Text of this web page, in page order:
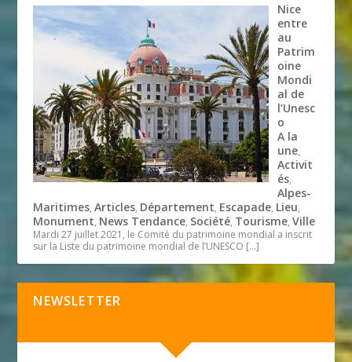
Nice
entre
au
Patrim
oine
Mondi
al de
l’Unesc
o
A la
une,
Activit
és,
Alpes-
Maritimes,Articles, Département, Escapade, Lieu,
Monument, News Tendance, Société, Tourisme,Ville
Mardi 27 juillet 2021, le Comité du patrimoine mondial a inscrit
sur la Liste du patrimoine mondial de l’UNESCO […]
NEWSLETTER